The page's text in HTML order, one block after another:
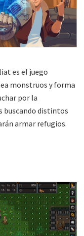
es el juego
monstruos y forma
por la
buscando distintos
armar refugios.